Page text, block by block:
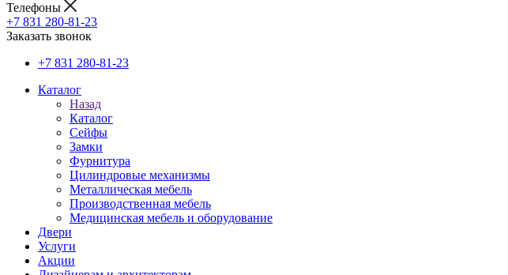
Телефоны
+7 831 280-81-23
Заказать звонок
+7 831 280-81-23
Каталог
Назад
Каталог
Сейфы
Замки
Фурнитура
Цилиндровые механизмы
Металлическая мебель
Производственная мебель
Медицинская мебель и оборудование
Двери
Услуги
Акции